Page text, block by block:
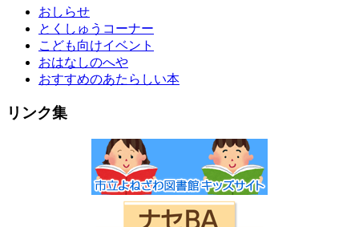
おしらせ
とくしゅうコーナー
こども向けイベント
おはなしのへや
おすすめのあたらしい本
リンク集